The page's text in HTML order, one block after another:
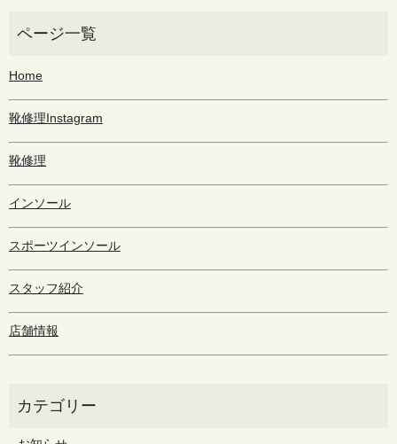
Home
靴修理Instagram
靴修理
インソール
スポーツインソール
スタッフ紹介
店舗情報